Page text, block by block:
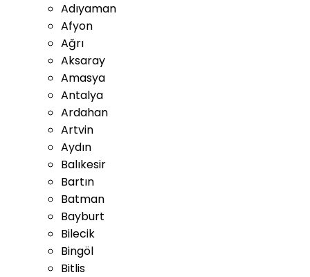
Adıyaman
Afyon
Ağrı
Aksaray
Amasya
Antalya
Ardahan
Artvin
Aydın
Balıkesir
Bartın
Batman
Bayburt
Bilecik
Bingöl
Bitlis